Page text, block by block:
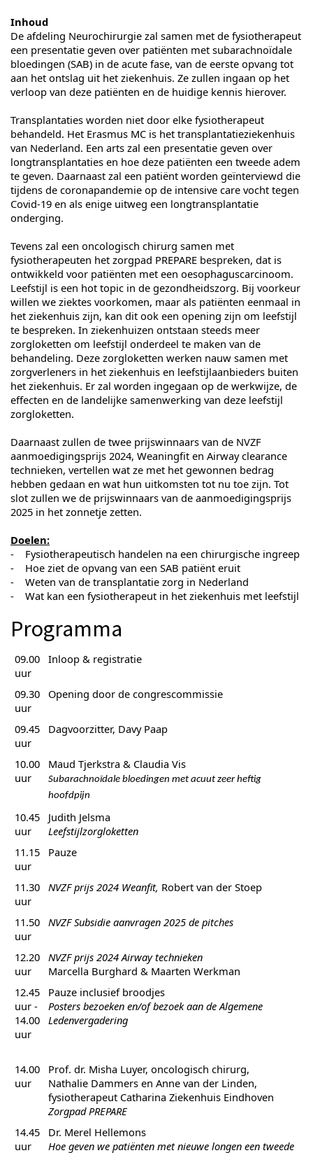
Inhoud
De afdeling Neurochirurgie zal samen met de fysiotherapeut
een presentatie geven over patiënten met subarachnoïdale
bloedingen (SAB) in de acute fase, van de eerste opvang tot
aan het ontslag uit het ziekenhuis. Ze zullen ingaan op het
verloop van deze patiënten en de huidige kennis hierover.
Transplantaties worden niet door elke fysiotherapeut
behandeld. Het Erasmus MC is het transplantatieziekenhuis
van Nederland. Een arts zal een presentatie geven over
longtransplantaties en hoe deze patiënten een tweede adem
te geven. Daarnaast zal een patiënt worden geïnterviewd die
tijdens de coronapandemie op de intensive care vocht tegen
Covid-19 en als enige uitweg een longtransplantatie
onderging.
Tevens zal een oncologisch chirurg samen met
fysiotherapeuten het zorgpad PREPARE bespreken, dat is
ontwikkeld voor patiënten met een oesophaguscarcinoom.
Leefstijl is een hot topic in de gezondheidszorg. Bij voorkeur
willen we ziektes voorkomen, maar als patiënten eenmaal in
het ziekenhuis zijn, kan dit ook een opening zijn om leefstijl
te bespreken. In ziekenhuizen ontstaan steeds meer
zorgloketten om leefstijl onderdeel te maken van de
behandeling. Deze zorgloketten werken nauw samen met
zorgverleners in het ziekenhuis en leefstijlaanbieders buiten
het ziekenhuis. Er zal worden ingegaan op de werkwijze, de
effecten en de landelijke samenwerking van deze leefstijl
zorgloketten.
Daarnaast zullen de twee prijswinnaars van de NVZF
aanmoedigingsprijs 2024, Weaningfit en Airway clearance
technieken, vertellen wat ze met het gewonnen bedrag
hebben gedaan en wat hun uitkomsten tot nu toe zijn. Tot
slot zullen we de prijswinnaars van de aanmoedigingsprijs
2025 in het zonnetje zetten.
Doelen:
- Fysiotherapeutisch handelen na een chirurgische ingreep
- Hoe ziet de opvang van een SAB patiënt eruit
- Weten van de transplantatie zorg in Nederland
- Wat kan een fysiotherapeut in het ziekenhuis met leefstijl
Programma
09.00
uur
Inloop & registratie
09.30
uur
Opening door de congrescommissie
09.45
uur
Dagvoorzitter, Davy Paap
10.00
uur
Maud Tjerkstra & Claudia Vis
Subarachnoïdale bloedingen met acuut zeer heftig
hoofdpijn
10.45
uur
Judith Jelsma
Leefstijlzorgloketten
11.15
uur
Pauze
11.30
uur
NVZF prijs 2024 Weanfit, Robert van der Stoep
11.50
uur
NVZF Subsidie aanvragen 2025 de pitches
12.20
uur
NVZF prijs 2024 Airway technieken
Marcella Burghard & Maarten Werkman
12.45
uur -
14.00
uur
Pauze inclusief broodjes
Posters bezoeken en/of bezoek aan de Algemene
Ledenvergadering
14.00
uur
Prof. dr. Misha Luyer, oncologisch chirurg,
Nathalie Dammers en Anne van der Linden,
fysiotherapeut Catharina Ziekenhuis Eindhoven
Zorgpad PREPARE
14.45
uur
Dr. Merel Hellemons
Hoe geven we patiënten met nieuwe longen een tweede